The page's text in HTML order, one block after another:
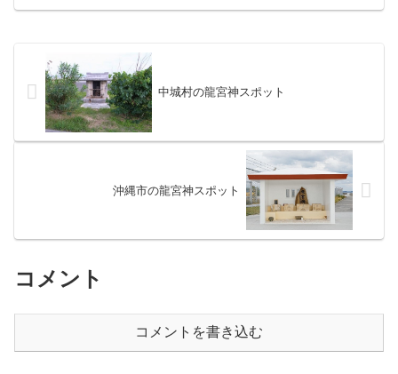
中城村の龍宮神スポット
沖縄市の龍宮神スポット
コメント
コメントを書き込む